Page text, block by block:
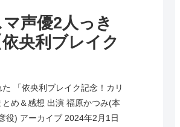
マ声優2人っき
央利ブレイク
「依央利ブレイク記念！カリ
め＆感想 出演 福原かつみ(本
役) アーカイブ 2024年2月1日